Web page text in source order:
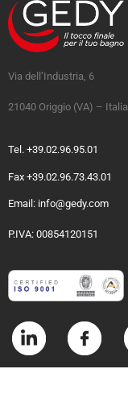
Via dell’Industria, 6
21040 Origgio (VA) – Italia
Tel. +39.02.96.95.01
Fax +39.02.96.73.43.01
Email: info@gedy.com
P.IVA: 00854120151